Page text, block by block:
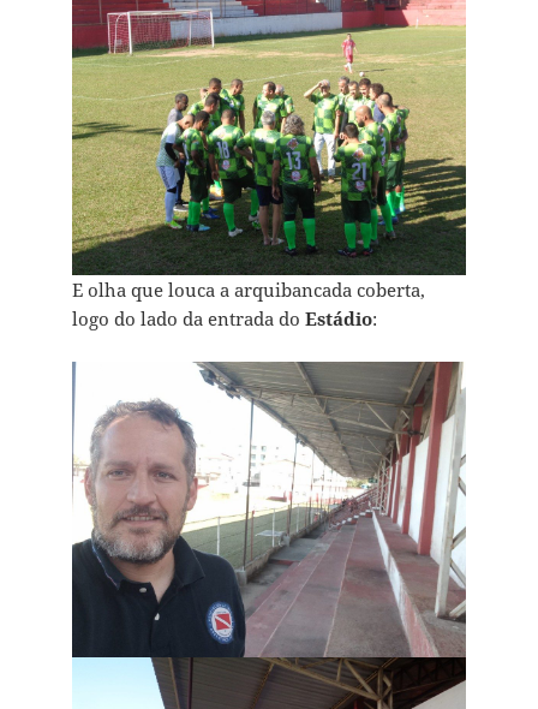
E olha que louca a arquibancada coberta,
logo do lado da entrada do Estádio: